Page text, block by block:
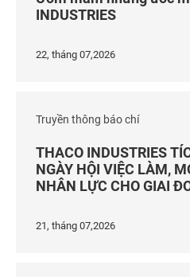
INDUSTRIES
22, tháng 07,2026
Truyền thông báo chí
THACO INDUSTRIES
NGÀY HỘI VIỆC LÀM,
NHÂN LỰC CHO GIAI
21, tháng 07,2026